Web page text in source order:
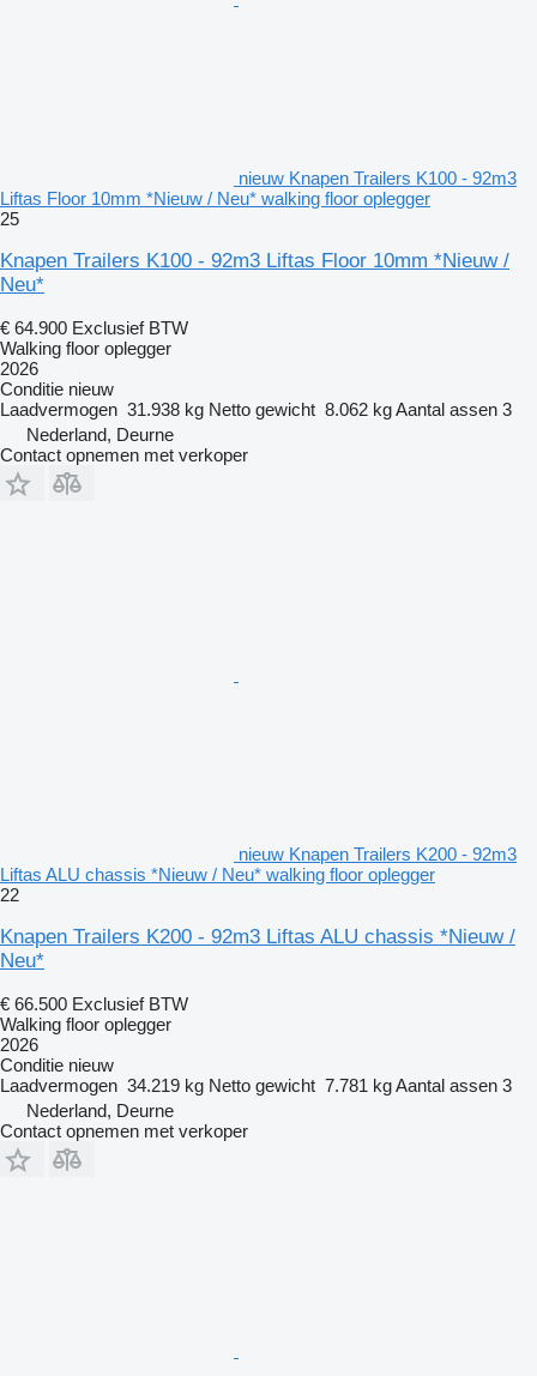
nieuw Knapen Trailers K100 - 92m3
Liftas Floor 10mm *Nieuw / Neu* walking floor oplegger
25
Knapen Trailers K100 - 92m3 Liftas Floor 10mm *Nieuw /
Neu*
€ 64.900 Exclusief BTW
Walking floor oplegger
2026
Conditie nieuw
Laadvermogen 31.938 kg Netto gewicht 8.062 kgAantal assen 3
Nederland, Deurne
Contact opnemen met verkoper
nieuw Knapen Trailers K200 - 92m3
Liftas ALU chassis *Nieuw / Neu* walking floor oplegger
22
Knapen Trailers K200 - 92m3 Liftas ALU chassis *Nieuw /
Neu*
€ 66.500 Exclusief BTW
Walking floor oplegger
2026
Conditie nieuw
Laadvermogen 34.219 kg Netto gewicht 7.781 kgAantal assen 3
Nederland, Deurne
Contact opnemen met verkoper